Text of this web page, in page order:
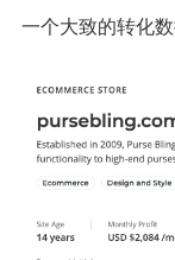
一个大致的转化数